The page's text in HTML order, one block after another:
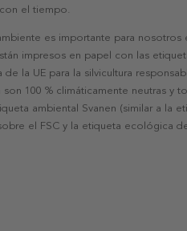
el tiempo.
es importante para nosotros
impresos en papel con las
la UE para la silvicultura
son 100 % climáticamente neutras y
ambiental Svanen (similar a la
el FSC y la etiqueta ecológica